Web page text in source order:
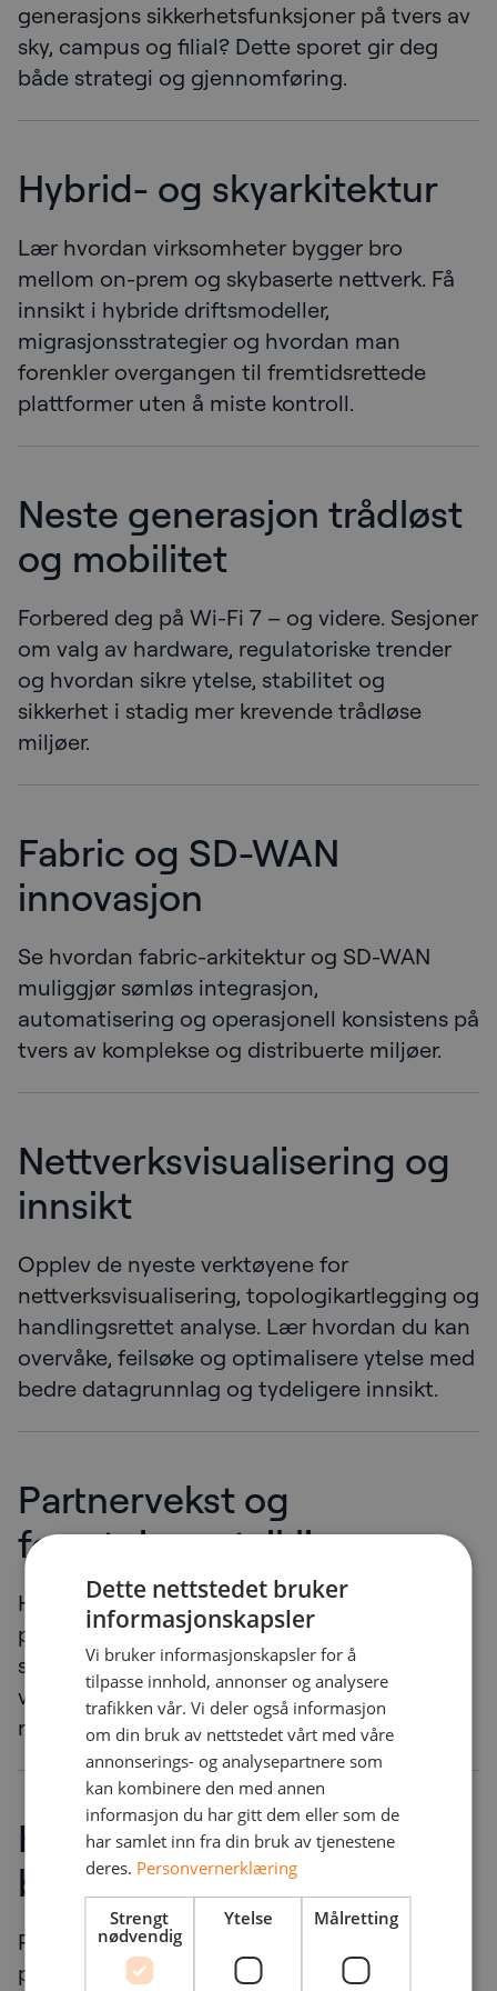
generasjons sikkerhetsfunksjoner på tvers av
sky, campus og filial? Dette sporet gir deg
både strategi og gjennomføring.
Hybrid- og skyarkitektur
Lær hvordan virksomheter bygger bro
mellom on-prem og skybaserte nettverk. Få
innsikt i hybride driftsmodeller,
migrasjonsstrategier og hvordan man
forenkler overgangen til fremtidsrettede
plattformer uten å miste kontroll.
Neste generasjon trådløst
og mobilitet
Forbered deg på Wi-Fi 7 – og videre. Sesjoner
om valg av hardware, regulatoriske trender
og hvordan sikre ytelse, stabilitet og
sikkerhet i stadig mer krevende trådløse
miljøer.
Fabric og SD-WAN
innovasjon
Se hvordan fabric-arkitektur og SD-WAN
muliggjør sømløs integrasjon,
automatisering og operasjonell konsistens på
tvers av komplekse og distribuerte miljøer.
Nettverksvisualisering og
innsikt
Opplev de nyeste verktøyene for
nettverksvisualisering, topologikartlegging og
handlingsrettet analyse. Lær hvordan du kan
overvåke, feilsøke og optimalisere ytelse med
bedre datagrunnlag og tydeligere innsikt.
Partnervekst og
forretningsutvikling
Hør fra bransjeledere og partnere om nye
programmer, insentiver og
samarbeidsmodeller som legger til rette for
vekst, innovasjon og sterkere
markedsposisjon.
Hands-on feilsøking og
beste praksis
Praktiske økter med fokus på reell
problemløsning. Lær hvordan du
Dette nettstedet bruker
informasjonskapsler
Vi bruker informasjonskapsler for å
tilpasse innhold, annonser og analysere
trafikken vår. Vi deler også informasjon
om din bruk av nettstedet vårt med våre
annonserings- og analysepartnere som
kan kombinere den med annen
informasjon du har gitt dem eller som de
har samlet inn fra din bruk av tjenestene
deres. Personvernerklæring
Strengt
nødvendig
Ytelse Målretting